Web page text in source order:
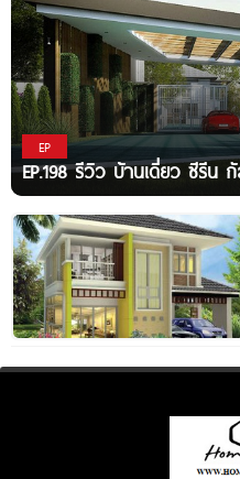
EP
EP.198 รีวิว บ้านเดี่ยว ซีรีน